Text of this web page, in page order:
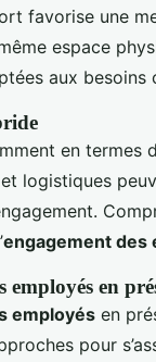
favorise une
espace
aux besoins
en termes
logistiques
engagement des
employés en
employés en
pour